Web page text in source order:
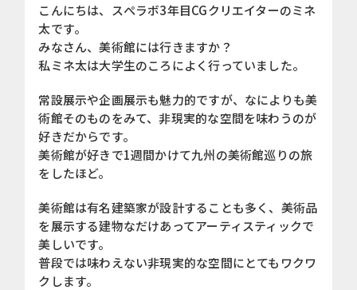
こんにちは、スぺラボ3年目CGクリエイターのミネ
太です。
みなさん、美術館には行きますか？
私ミネ太は大学生のころによく行っていました。
常設展示や企画展示も魅力的ですが、なによりも美
術館そのものをみて、非現実的な空間を味わうのが
好きだからです。
美術館が好きで1週間かけて九州の美術館巡りの旅
をしたほど。
美術館は有名建築家が設計することも多く、美術品
を展示する建物なだけあってアーティスティックで
美しいです。
普段では味わえない非現実的な空間にとてもワクワ
クします。